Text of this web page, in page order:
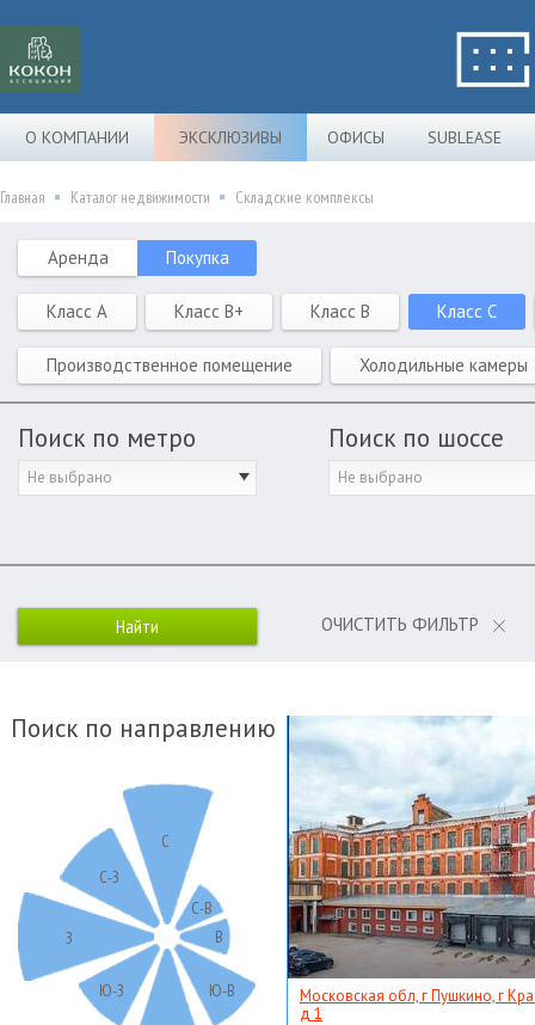
О КОМПАНИИ ЭКСКЛЮЗИВЫ ОФИСЫ SUBLEASE
Главная Каталог недвижимости Складские комплексы
Аренда Покупка
Класс A Класс B+ Класс B Класс C
Производственное помещение Холодильные камеры
Поиск по метро
Не выбрано
Поиск по шоссе
Не выбрано
ОЧИСТИТЬ ФИЛЬТР
Поиск по направлению
С
С-В
В
Ю-В
Ю-З
З
С-З
Московская обл, г Пушкино, г
д 1